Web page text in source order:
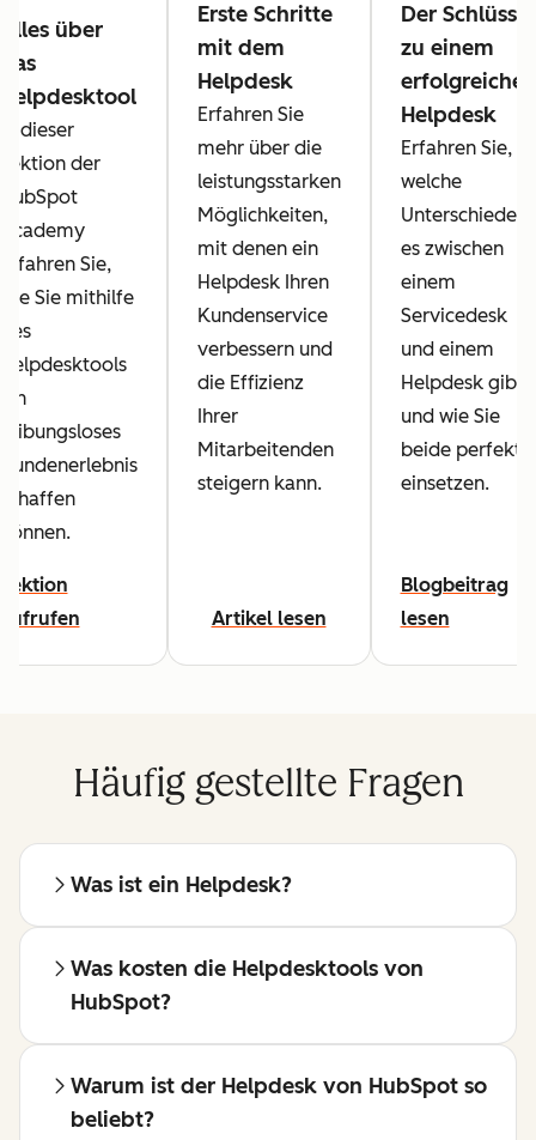
Alles über
das
Helpdesktool
In dieser
Lektion der
HubSpot
Academy
erfahren Sie,
wie Sie mithilfe
des
Helpdesktools
ein
reibungsloses
Kundenerlebnis
schaffen
können.
Lektion
aufrufen
Erste Schritte
mit dem
Helpdesk
Erfahren Sie
mehr über die
leistungsstarken
Möglichkeiten,
mit denen ein
Helpdesk Ihren
Kundenservice
verbessern und
die Effizienz
Ihrer
Mitarbeitenden
steigern kann.
Artikel lesen
Der Schlüssel
zu einem
erfolgreichen
Helpdesk
Erfahren Sie,
welche
Unterschiede
es zwischen
einem
Servicedesk
und einem
Helpdesk gibt
und wie Sie
beide perfekt
einsetzen.
Blogbeitrag
lesen
Häufig gestellte Fragen
Was ist ein Helpdesk?
Was kosten die Helpdesktools von
HubSpot?
Warum ist der Helpdesk von HubSpot so
beliebt?